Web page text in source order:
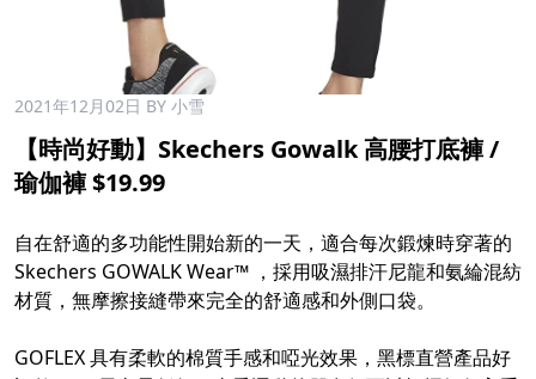
2021年12月02日 BY 小雪
【時尚好動】Skechers Gowalk 高腰打底褲 /
瑜伽褲 $19.99
自在舒適的多功能性開始新的一天，適合每次鍛煉時穿著的
Skechers GOWALK Wear™ ，採用吸濕排汗尼龍和氨綸混紡
材質，無摩擦接縫帶來完全的舒適感和外側口袋。
GOFLEX 具有柔軟的棉質手感和啞光效果，黑標直營產品好